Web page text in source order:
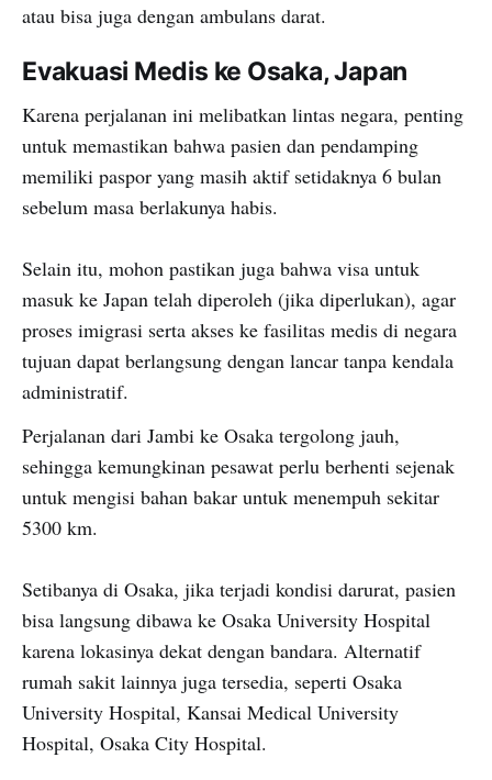
atau bisa juga dengan ambulans darat.
Evakuasi Medis ke Osaka, Japan
Karena perjalanan ini melibatkan lintas negara, penting
untuk memastikan bahwa pasien dan pendamping
memiliki paspor yang masih aktif setidaknya 6 bulan
sebelum masa berlakunya habis.
Selain itu, mohon pastikan juga bahwa visa untuk
masuk ke Japan telah diperoleh (jika diperlukan), agar
proses imigrasi serta akses ke fasilitas medis di negara
tujuan dapat berlangsung dengan lancar tanpa kendala
administratif.
Perjalanan dari Jambi ke Osaka tergolong jauh,
sehingga kemungkinan pesawat perlu berhenti sejenak
untuk mengisi bahan bakar untuk menempuh sekitar
5300 km.
Setibanya di Osaka, jika terjadi kondisi darurat, pasien
bisa langsung dibawa ke Osaka University Hospital
karena lokasinya dekat dengan bandara. Alternatif
rumah sakit lainnya juga tersedia, seperti Osaka
University Hospital, Kansai Medical University
Hospital, Osaka City Hospital.